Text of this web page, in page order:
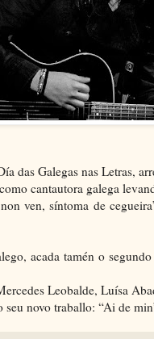
das Galegas nas Letras,
cantautora galega
ven, síntoma de
acada tamén o
Leobalde, Luísa
seu novo traballo: “Ai de